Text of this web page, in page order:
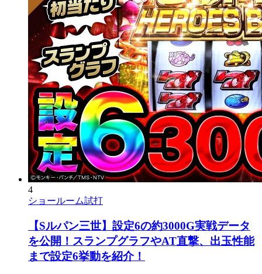
4
ショールーム試打
【Sルパン三世】設定6の約3000G実戦データ
を公開！スランプグラフやAT直撃、出玉性能
まで設定6挙動を紹介！